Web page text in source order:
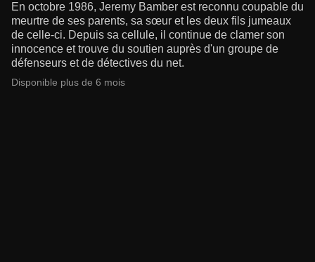
En octobre 1986, Jeremy Bamber est reconnu coupable du
meurtre de ses parents, sa sœur et les deux fils jumeaux
de celle-ci. Depuis sa cellule, il continue de clamer son
innocence et trouve du soutien auprès d'un groupe de
défenseurs et de détectives du net.
Disponible plus de 6 mois